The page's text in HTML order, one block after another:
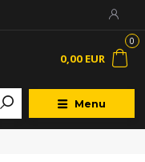
Menu
0
0,00 EUR